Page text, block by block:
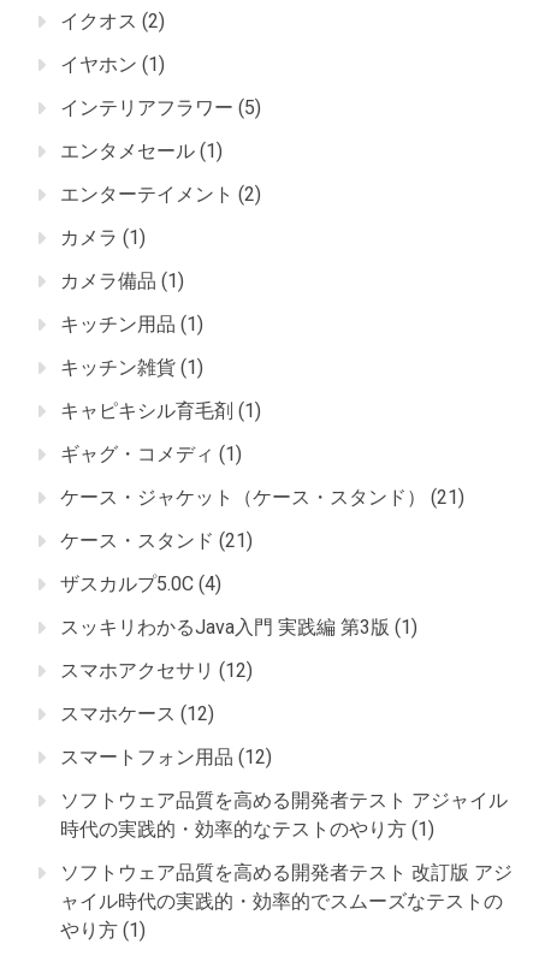
イクオス (2)
イヤホン (1)
インテリアフラワー (5)
エンタメセール (1)
エンターテイメント (2)
カメラ (1)
カメラ備品 (1)
キッチン用品 (1)
キッチン雑貨 (1)
キャピキシル育毛剤 (1)
ギャグ・コメディ (1)
ケース・ジャケット（ケース・スタンド）
(21)
ケース・スタンド (21)
ザスカルプ5.0C (4)
スッキリわかるJava入門 実践編 第3版 (1)
スマホアクセサリ (12)
スマホケース (12)
スマートフォン用品 (12)
ソフトウェア品質を高める開発者テスト アジャイル
時代の実践的・効率的なテストのやり方 (1)
ソフトウェア品質を高める開発者テスト 改訂版 アジ
ャイル時代の実践的・効率的でスムーズなテストの
やり方 (1)